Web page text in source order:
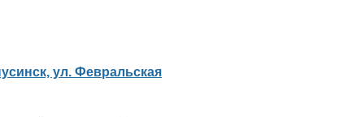
ул. Февральская